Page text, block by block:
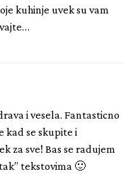
kuhinje uvek su vam
i vesela. Fantasticno
kad se skupite i
za sve! Bas se radujem
tekstovima 🙂